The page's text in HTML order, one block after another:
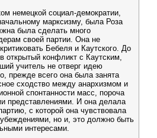
немецкой социал-демократии,
марксизму, была Роза
была сделать много
своей партии. Она не
Бебеля и Каутского. До
открытый конфликт с Каутским,
учитель не отверг идею
прежде всего она была занята
сходство между анархизмом и
спонтанности масс, пороча
представлениями. И она делала
с которой она чувствовала
но и, это должно быть
интересами.